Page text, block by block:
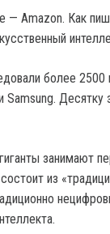
— Amazon. Как
более
Samsung.
занимают
из